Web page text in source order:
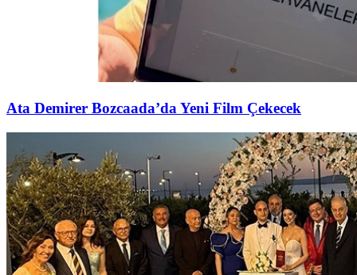
Ata Demirer Bozcaada’da Yeni Film Çekecek